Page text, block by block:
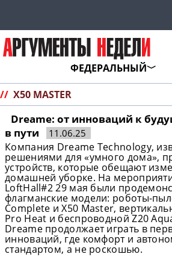
ФЕДЕРАЛЬНЫЙ
// X50 MASTER
Dreame: от инноваций к
в пути
11.06.25
Компания Dreame Technology,
решениями для «умного дома»,
устройств, которые обещают
домашней уборке. На
LoftHall#2 29 мая были
флагманские модели: роботы-
Complete и X50 Master,
Pro Heat и беспроводной Z20
Dreame продолжает играть в
инноваций, где комфорт и
стандартом, а не роскошью.